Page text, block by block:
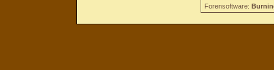
Forensoftware: